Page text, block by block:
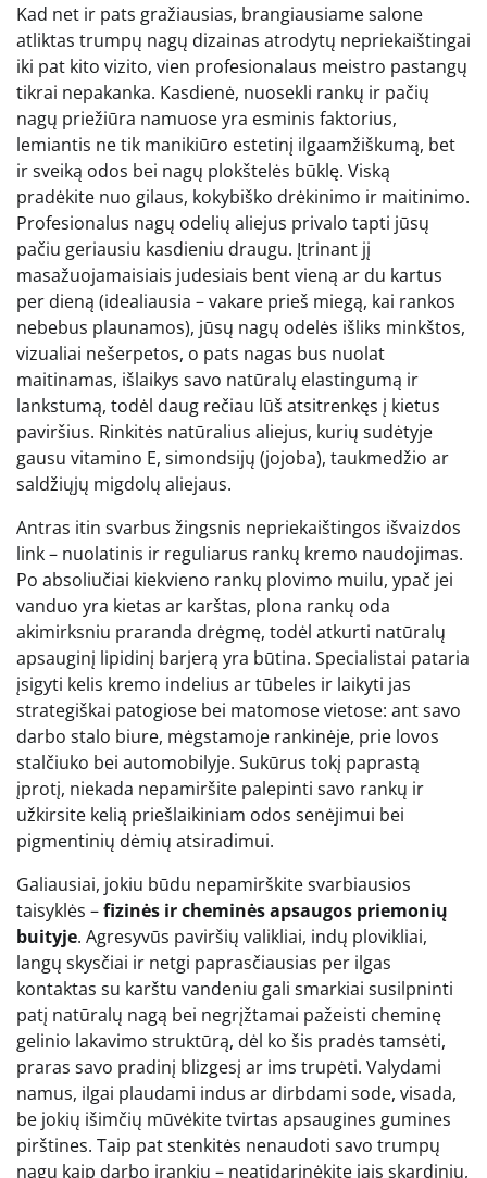
Kad net ir pats gražiausias, brangiausiame salone
atliktas trumpų nagų dizainas atrodytų nepriekaištingai
iki pat kito vizito, vien profesionalaus meistro pastangų
tikrai nepakanka. Kasdienė, nuosekli rankų ir pačių
nagų priežiūra namuose yra esminis faktorius,
lemiantis ne tik manikiūro estetinį ilgaamžiškumą, bet
ir sveiką odos bei nagų plokštelės būklę. Viską
pradėkite nuo gilaus, kokybiško drėkinimo ir maitinimo.
Profesionalus nagų odelių aliejus privalo tapti jūsų
pačiu geriausiu kasdieniu draugu. Įtrinant jį
masažuojamaisiais judesiais bent vieną ar du kartus
per dieną (idealiausia – vakare prieš miegą, kai rankos
nebebus plaunamos), jūsų nagų odelės išliks minkštos,
vizualiai nešerpetos, o pats nagas bus nuolat
maitinamas, išlaikys savo natūralų elastingumą ir
lankstumą, todėl daug rečiau lūš atsitrenkęs į kietus
paviršius. Rinkitės natūralius aliejus, kurių sudėtyje
gausu vitamino E, simondsijų (jojoba), taukmedžio ar
saldžiųjų migdolų aliejaus.
Antras itin svarbus žingsnis nepriekaištingos išvaizdos
link – nuolatinis ir reguliarus rankų kremo naudojimas.
Po absoliučiai kiekvieno rankų plovimo muilu, ypač jei
vanduo yra kietas ar karštas, plona rankų oda
akimirksniu praranda drėgmę, todėl atkurti natūralų
apsauginį lipidinį barjerą yra būtina. Specialistai pataria
įsigyti kelis kremo indelius ar tūbeles ir laikyti jas
strategiškai patogiose bei matomose vietose: ant savo
darbo stalo biure, mėgstamoje rankinėje, prie lovos
stalčiuko bei automobilyje. Sukūrus tokį paprastą
įprotį, niekada nepamiršite palepinti savo rankų ir
užkirsite kelią priešlaikiniam odos senėjimui bei
pigmentinių dėmių atsiradimui.
Galiausiai, jokiu būdu nepamirškite svarbiausios
taisyklės –fizinės ir cheminės apsaugos priemonių
buityje. Agresyvūs paviršių valikliai, indų plovikliai,
langų skysčiai ir netgi paprasčiausias per ilgas
kontaktas su karštu vandeniu gali smarkiai susilpninti
patį natūralų nagą bei negrįžtamai pažeisti cheminę
gelinio lakavimo struktūrą, dėl ko šis pradės tamsėti,
praras savo pradinį blizgesį ar ims trupėti. Valydami
namus, ilgai plaudami indus ar dirbdami sode, visada,
be jokių išimčių mūvėkite tvirtas apsaugines gumines
pirštines. Taip pat stenkitės nenaudoti savo trumpų
nagų kaip darbo įrankių – neatidarinėkite jais skardinių,